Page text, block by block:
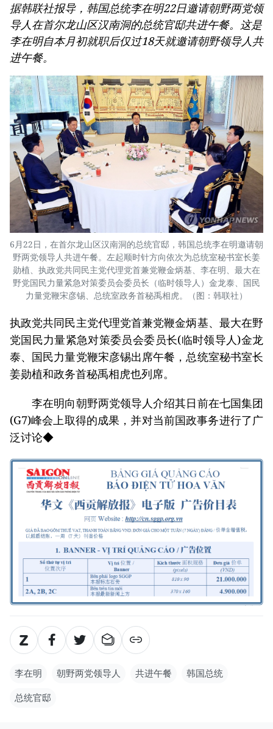
据韩联社报导，韩国总统李在明22日邀请朝野两党领
导人在首尔龙山区汉南洞的总统官邸共进午餐。这是
李在明自本月初就职后仅过18天就邀请朝野领导人共
进午餐。
6月22日，在首尔龙山区汉南洞的总统官邸，韩国总统李在明邀请朝
野两党领导人共进午餐。左起顺时针方向依次为总统室秘书室长姜
勋植、执政党共同民主党代理党首兼党鞭金炳基、李在明、最大在
野党国民力量紧急对策委员会委员长（临时领导人）金龙泰、国民
力量党鞭宋彦锡、总统室政务首秘禹相虎。（图：韩联社）
执政党共同民主党代理党首兼党鞭金炳基、最大在野
党国民力量紧急对策委员会委员长(临时领导人)金龙
泰、国民力量党鞭宋彦锡出席午餐，总统室秘书室长
姜勋植和政务首秘禹相虎也列席。
李在明向朝野两党领导人介绍其日前在七国集团
(G7)峰会上取得的成果，并对当前国政事务进行了广
泛讨论◆
李在明 朝野两党领导人 共进午餐 韩国总统
总统官邸